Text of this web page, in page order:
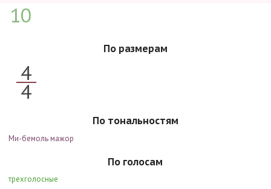
10
По размерам
4
4
По тональностям
Ми-бемоль мажор
По голосам
трехголосные